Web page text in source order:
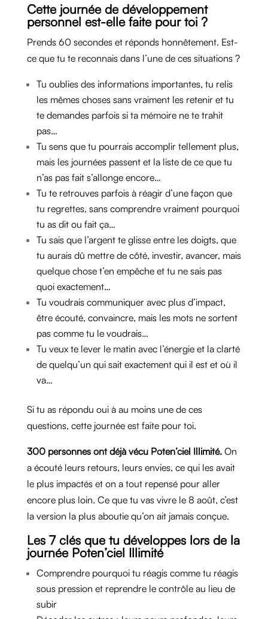
Cette journée de développement
personnel est-elle faite pour toi ?
Prends 60 secondes et réponds honnêtement. Est-
ce que tu te reconnais dans l’une de ces situations ?
Tu oublies des informations importantes, tu relis
les mêmes choses sans vraiment les retenir et tu
te demandes parfois si ta mémoire ne te trahit
pas…
Tu sens que tu pourrais accomplir tellement plus,
mais les journées passent et la liste de ce que tu
n’as pas fait s’allonge encore…
Tu te retrouves parfois à réagir d’une façon que
tu regrettes, sans comprendre vraiment pourquoi
tu as dit ou fait ça…
Tu sais que l’argent te glisse entre les doigts, que
tu aurais dû mettre de côté, investir, avancer, mais
quelque chose t’en empêche et tu ne sais pas
quoi exactement…
Tu voudrais communiquer avec plus d’impact,
être écouté, convaincre, mais les mots ne sortent
pas comme tu le voudrais…
Tu veux te lever le matin avec l’énergie et la clarté
de quelqu’un qui sait exactement qui il est et où il
va…
Si tu as répondu oui à au moins une de ces
questions, cette journée est faite pour toi.
300 personnes ont déjà vécu Poten’ciel Illimité.On
a écouté leurs retours, leurs envies, ce qui les avait
le plus impactés et on a tout repensé pour aller
encore plus loin. Ce que tu vas vivre le 8 août, c’est
la version la plus aboutie qu’on ait jamais conçue.
Les 7 clés que tu développes lors de la
journée Poten’ciel Illimité
Comprendre pourquoi tu réagis comme tu réagis
sous pression et reprendre le contrôle au lieu de
subir